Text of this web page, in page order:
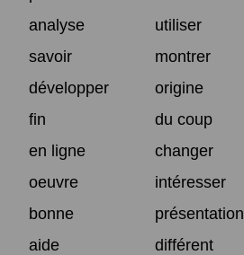
analyse
utiliser
savoir
montrer
développer
origine
fin
du coup
en ligne
changer
oeuvre
intéresser
bonne
présentation
aide
différent